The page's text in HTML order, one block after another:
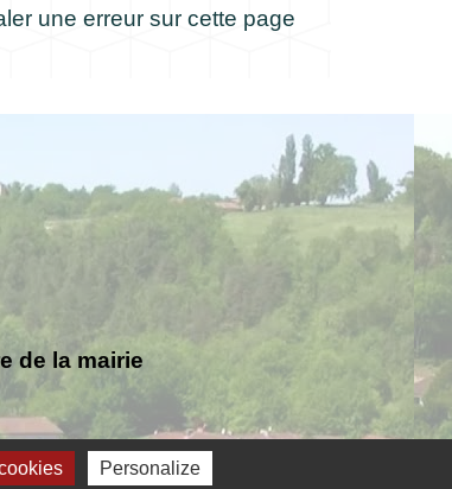
une erreur sur cette page
de la mairie
Personalize